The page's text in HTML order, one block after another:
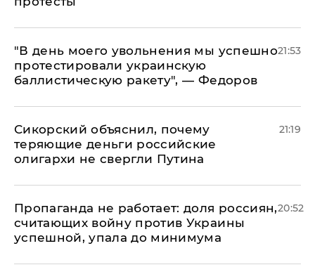
​"В день моего увольнения мы успешно
протестировали украинскую
баллистическую ракету", — Федоров
21:53
Сикорский объяснил, почему
теряющие деньги российские
олигархи не свергли Путина
21:19
​Пропаганда не работает: доля россиян,
считающих войну против Украины
успешной, упала до минимума
20:52